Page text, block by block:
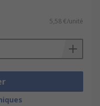
votre propre
XLR
gratuite dès 50
5,58 €/unité